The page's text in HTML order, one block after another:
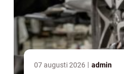
07 augusti 2026 admin